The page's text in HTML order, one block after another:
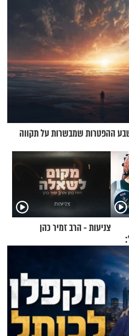
ההפטרות שמבשרות על תקווה
צניעות - הרב זמיר כהן